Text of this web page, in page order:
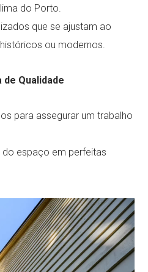
do Porto.
que se ajustam ao
ou modernos.
de Qualidade
para assegurar um trabalho
do espaço em perfeitas